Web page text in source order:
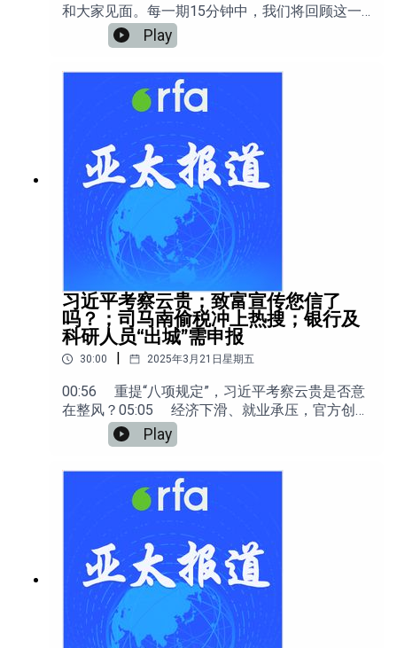
和大家见面。每一期15分钟中，我们将回顾这一
周的新闻，为您聚焦最重要的看点。本期新闻看
点包括：1.哈梅内伊遭斩首 北京克制表态2.红旗
9B伊朗实战表现引热议3.异议人士程晓峰被判三
年半 父亲未获判决书4.荣耀与代价-专访美国奥运
花滑冠军刘美贤之父刘俊欢迎收听分享！
Play
习近平考察云贵；致富宣传您信了
吗？；司马南偷税冲上热搜；银行及
科研人员“出城”需申报
30:00 2025年3月21日星期五
00:56 重提“八项规定”，习近平考察云贵是否意
在整风？05:05 经济下滑、就业承压，官方创业
致富宣传引发质疑。10:14 “司马南偷税”冲上热
搜，本人回应更为亮眼。13:37 金融形势严峻，
中国多地要求银行及科研人员“出城”需申报。
Play